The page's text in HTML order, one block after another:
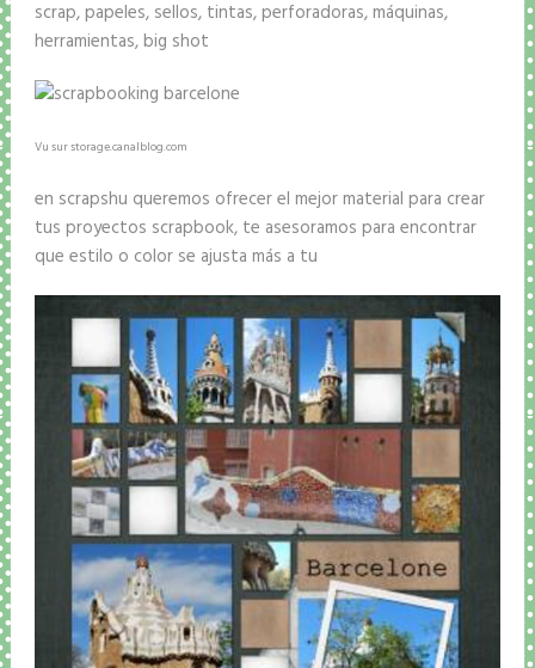
scrap, papeles, sellos, tintas, perforadoras, máquinas,
herramientas, big shot
Vu sur storage.canalblog.com
en scrapshu queremos ofrecer el mejor material para crear
tus proyectos scrapbook, te asesoramos para encontrar
que estilo o color se ajusta más a tu